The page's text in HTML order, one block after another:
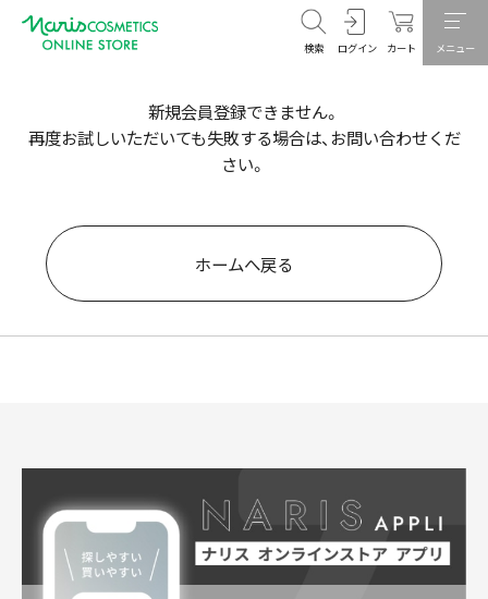
検索 ログイン カート メニュー
新規会員登録できません。
再度お試しいただいても失敗する場合は、お問い合わせくだ
さい。
ホームへ戻る